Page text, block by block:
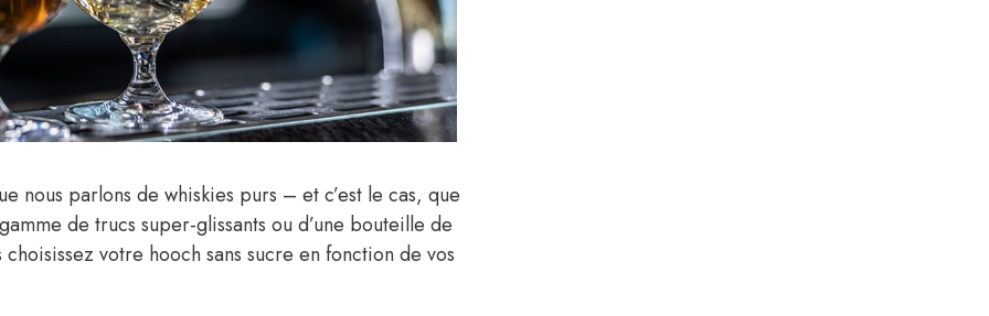
nous parlons de whiskies purs – et c’est le cas, que
de trucs super-glissants ou d’une bouteille de
votre hooch sans sucre en fonction de vos